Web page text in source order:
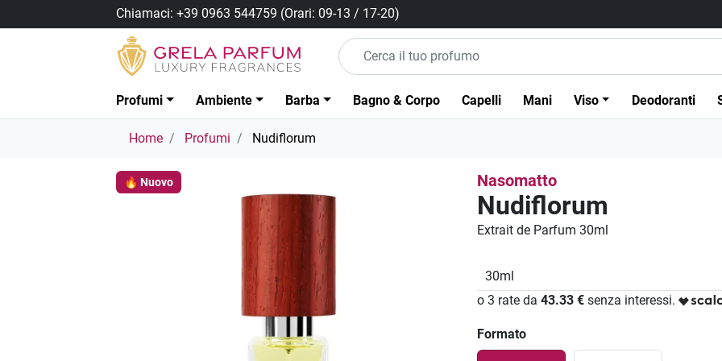
Chiamaci:+39 0963 544759 (Orari: 09-13 / 17-20)
Profumi Ambiente Barba Bagno & Corpo Capelli Mani Viso Deodoranti
Home Profumi Nudiflorum
🔥 Nuovo Nasomatto
Nudiflorum
Extrait de Parfum 30ml
30ml
o 3 rate da43.33 € senza interessi.
Formato